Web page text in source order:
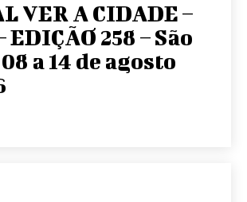
VER A CIDADE –
EDIÇÃO 258 – São
a 14 de agosto